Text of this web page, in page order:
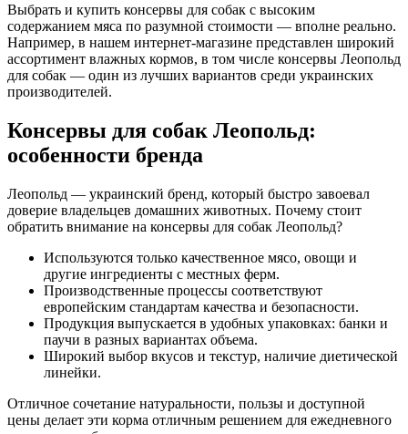
Выбрать и купить консервы для собак с высоким
содержанием мяса по разумной стоимости — вполне реально.
Например, в нашем интернет-магазине представлен широкий
ассортимент влажных кормов, в том числе консервы Леопольд
для собак — один из лучших вариантов среди украинских
производителей.
Консервы для собак Леопольд:
особенности бренда
Леопольд — украинский бренд, который быстро завоевал
доверие владельцев домашних животных. Почему стоит
обратить внимание на консервы для собак Леопольд?
Используются только качественное мясо, овощи и
другие ингредиенты с местных ферм.
Производственные процессы соответствуют
европейским стандартам качества и безопасности.
Продукция выпускается в удобных упаковках: банки и
паучи в разных вариантах объема.
Широкий выбор вкусов и текстур, наличие диетической
линейки.
Отличное сочетание натуральности, пользы и доступной
цены делает эти корма отличным решением для ежедневного